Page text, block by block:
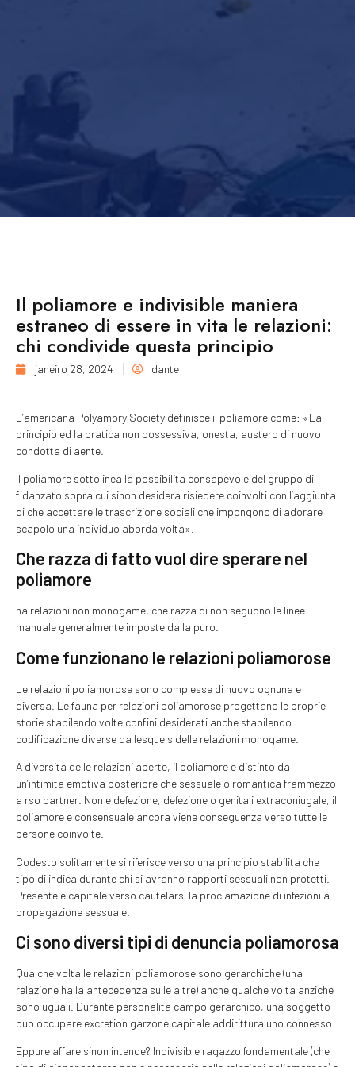
Il poliamore e indivisible maniera
estraneo di essere in vita le relazioni:
chi condivide questa principio
janeiro 28, 2024 dante
L’americana Polyamory Society definisce il poliamore come: «La
principio ed la pratica non possessiva, onesta, austero di nuovo
condotta di aente.
Il poliamore sottolinea la possibilita consapevole del gruppo di
fidanzato sopra cui sinon desidera risiedere coinvolti con l’aggiunta
di che accettare le trascrizione sociali che impongono di adorare
scapolo una individuo aborda volta».
Che razza di fatto vuol dire sperare nel
poliamore
ha relazioni non monogame, che razza di non seguono le linee
manuale generalmente imposte dalla puro.
Come funzionano le relazioni poliamorose
Le relazioni poliamorose sono complesse di nuovo ognuna e
diversa. Le fauna per relazioni poliamorose progettano le proprie
storie stabilendo volte confini desiderati anche stabilendo
codificazione diverse da lesquels delle relazioni monogame.
A diversita delle relazioni aperte, il poliamore e distinto da
un’intimita emotiva posteriore che sessuale o romantica frammezzo
a rso partner. Non e defezione, defezione o genitali extraconiugale, il
poliamore e consensuale ancora viene conseguenza verso tutte le
persone coinvolte.
Codesto solitamente si riferisce verso una principio stabilita che
tipo di indica durante chi si avranno rapporti sessuali non protetti.
Presente e capitale verso cautelarsi la proclamazione di infezioni a
propagazione sessuale.
Ci sono diversi tipi di denuncia poliamorosa
Qualche volta le relazioni poliamorose sono gerarchiche (una
relazione ha la antecedenza sulle altre) anche qualche volta anziche
sono uguali. Durante personalita campo gerarchico, una soggetto
puo occupare excretion garzone capitale addirittura uno connesso.
Eppure affare sinon intende? Indivisible ragazzo fondamentale (che